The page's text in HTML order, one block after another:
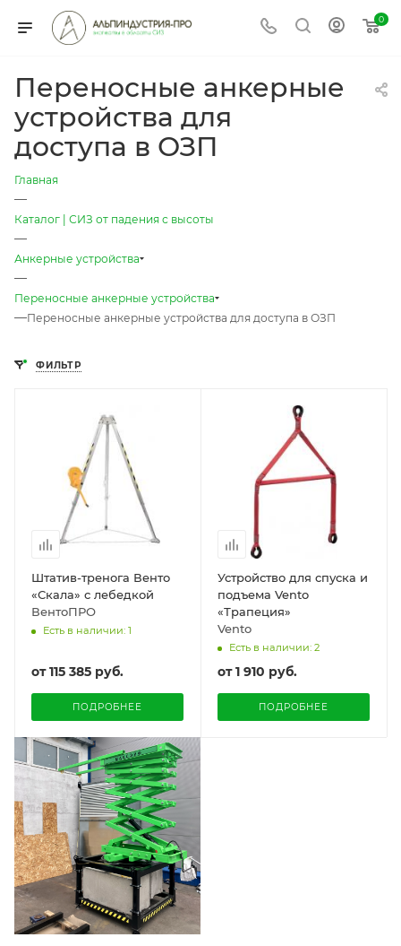
0
Переносные анкерные
устройства для
доступа в ОЗП
Главная
—
Каталог | СИЗ от падения с высоты
—
Анкерные устройства
—
Переносные анкерные устройства
—Переносные анкерные устройства для доступа в ОЗП
ФИЛЬТР
Штатив-тренога Венто
«Скала» с лебедкой
ВентоПРО
Есть в наличии: 1
от115 385 руб.
ПОДРОБНЕЕ
Устройство для спуска и
подъема Vento
«Трапеция»
Vento
Есть в наличии: 2
от1 910 руб.
ПОДРОБНЕЕ